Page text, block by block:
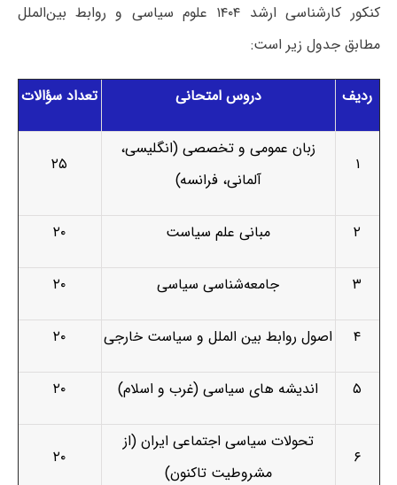
کنکور کارشناسی ارشد ۱۴۰۴ علوم سیاسی و روابط بین‌الملل
مطابق جدول زیر است:
ردیف دروس امتحانی تعداد سؤالات
۱
زبان عمومی و تخصصی (انگلیسی،
آلمانی، فرانسه)
۲۵
۲ مبانی علم سیاست ۲۰
۳ جامعه‌شناسی سیاسی ۲۰
۴ اصول روابط بین­ الملل و سیاست خارجی ۲۰
۵ اندیشه­ های سیاسی (غرب و اسلام) ۲۰
۶
تحولات سیاسی اجتماعی ایران (از
مشروطیت تاکنون)
۲۰